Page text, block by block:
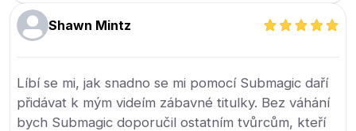
Shawn Mintz
Líbí se mi, jak snadno se mi pomocí Submagic daří
přidávat k mým videím zábavné titulky. Bez váhání
bych Submagic doporučil ostatním tvůrcům, kteří